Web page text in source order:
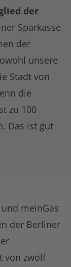
der
Sparkasse
der
unsere
Stadt von
die
zu 100
Das ist gut
meinGas
der Berliner
von zwölf